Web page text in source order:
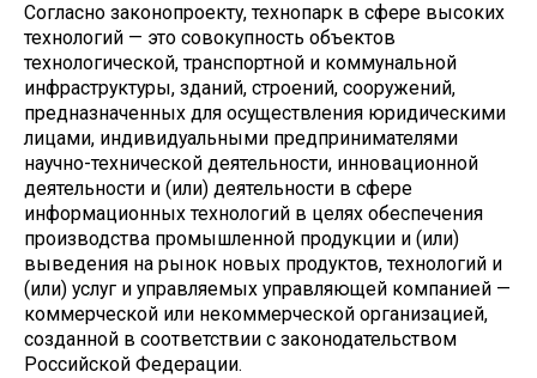
Согласно законопроекту, технопарк в сфере высоких
технологий — это совокупность объектов
технологической, транспортной и коммунальной
инфраструктуры, зданий, строений, сооружений,
предназначенных для осуществления юридическими
лицами, индивидуальными предпринимателями
научно-технической деятельности, инновационной
деятельности и (или) деятельности в сфере
информационных технологий в целях обеспечения
производства промышленной продукции и (или)
выведения на рынок новых продуктов, технологий и
(или) услуг и управляемых управляющей компанией —
коммерческой или некоммерческой организацией,
созданной в соответствии с законодательством
Российской Федерации.